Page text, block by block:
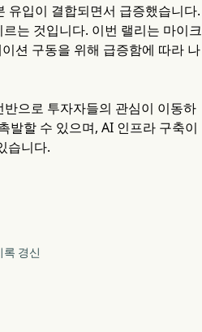
유입이 결합되면서 급증했습니다.
는 것입니다. 이번 랠리는 마이크
션 구동을 위해 급증함에 따라 나
으로 투자자들의 관심이 이동하
발할 수 있으며, AI 인프라 구축이
습니다.
록 경신